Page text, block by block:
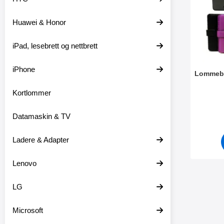
Huawei & Honor
iPad, lesebrett og nettbrett
iPhone
Kortlommer
Datamaskin & TV
Ladere & Adapter
Lenovo
LG
Microsoft